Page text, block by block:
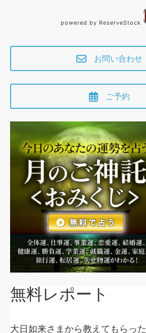
powered by ReserveStock
お問い合わせ
ご予約
無料レポート
大日如来さまから教えてもらった